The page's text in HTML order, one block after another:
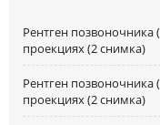
Рентген позвоночника
проекциях (2 снимка)
Рентген позвоночника
проекциях (2 снимка)